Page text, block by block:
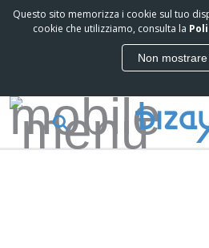
Questo sito memorizza i cookie sul tuo
cookie che utilizziamo, consulta la
Non